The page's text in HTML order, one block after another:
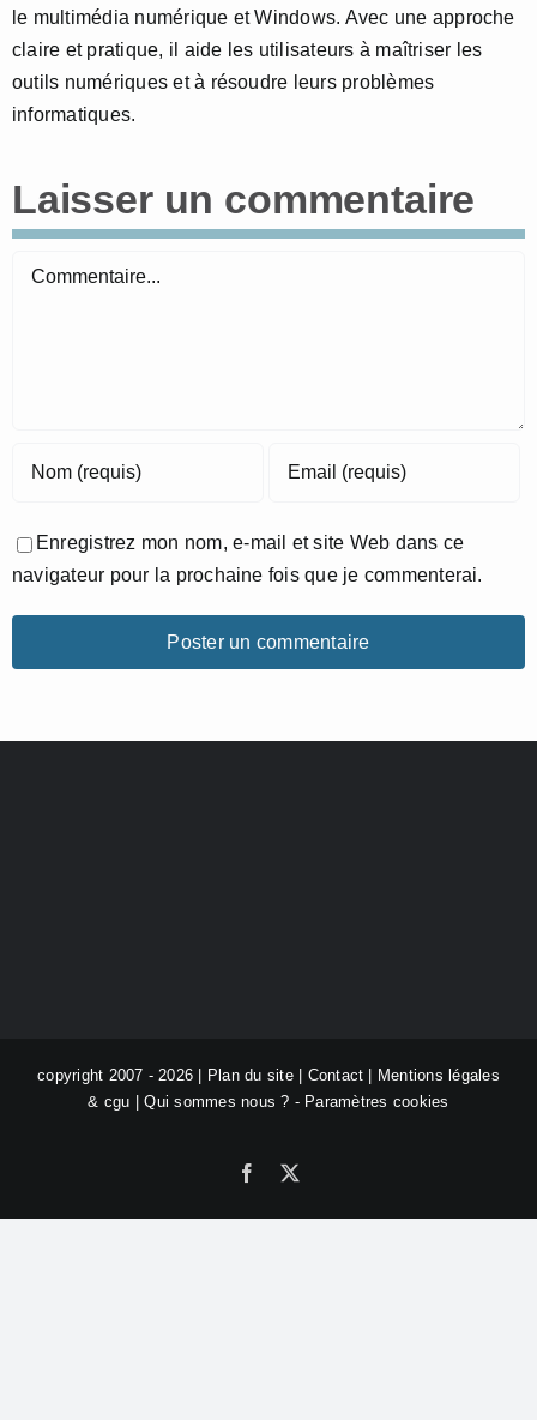
le multimédia numérique et Windows. Avec une approche
claire et pratique, il aide les utilisateurs à maîtriser les
outils numériques et à résoudre leurs problèmes
informatiques.
Laisser un commentaire
Commentaire
Enregistrez mon nom, e-mail et site Web dans ce
navigateur pour la prochaine fois que je commenterai.
copyright 2007 - 2026 | Plan du site| Contact
Mentions légales
& cgu |Qui sommes nous ? - Paramètres cookies
Facebook